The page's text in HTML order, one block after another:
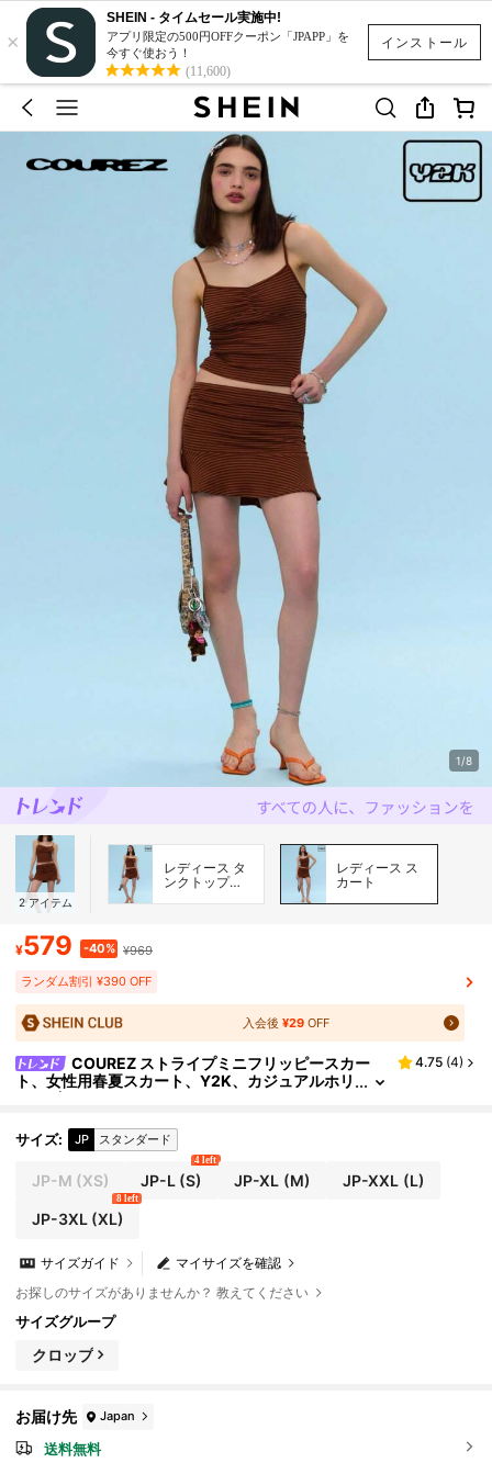
インストール
×
SHEIN - タイムセール実施中!
アプリ限定の500円OFFクーポン「JPAPP」を
今すぐ使おう！
(11,600)
1/8
2 アイテム
レディース タ
ンクトップ＆
レディース ス
カート
¥579 -40% ¥969
ランダム割引 ¥390 OFF
入会後¥29 OFF
COUREZ ストライプミニフリッピースカー
ト、女性用春夏スカート、Y2K、カジュアルホリ
デービンテージ
4.75 (4)
サイズ: JP スタンダード
JP-M (XS) JP-L (S)
4 left
JP-XL (M) JP-XXL (L)
JP-3XL(XL)
8 left
マイサイズを確認
サイズガイド
お探しのサイズがありませんか？ 教えてください
サイズグループ
クロップ
お届け先 Japan
送料無料